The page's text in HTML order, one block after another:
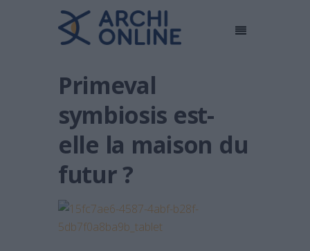
Primeval
symbiosis est-
elle la maison du
futur ?